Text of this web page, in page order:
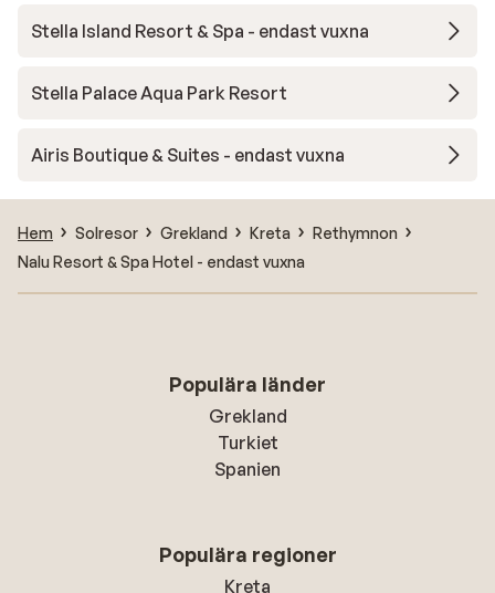
Stella Island Resort & Spa - endast vuxna
Stella Palace Aqua Park Resort
Airis Boutique & Suites - endast vuxna
Hem Solresor Grekland Kreta
Rethymnon
Nalu Resort & Spa Hotel - endast vuxna
Populära länder
Grekland
Turkiet
Spanien
Populära regioner
Kreta